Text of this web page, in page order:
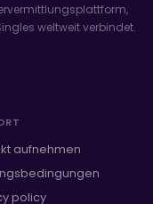
weltweit verbindet.
aufnehmen
policy